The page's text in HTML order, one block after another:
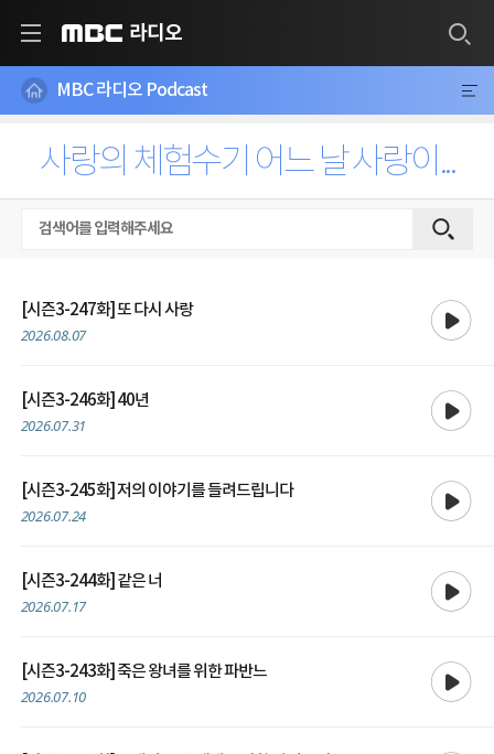
라디오
MBC 라디오 Podcast
사랑의 체험수기 어느 날 사랑이...
[시즌3-247화] 또 다시 사랑
2026.08.07
[시즌3-246화] 40년
2026.07.31
[시즌3-245화] 저의 이야기를 들려드립니다
2026.07.24
[시즌3-244화] 같은 너
2026.07.17
[시즌3-243화] 죽은 왕녀를 위한 파반느
2026.07.10